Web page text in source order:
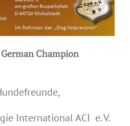
Champion
International ACI e. V.